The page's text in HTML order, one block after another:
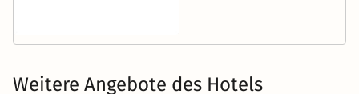
Weitere Angebote des Hotels